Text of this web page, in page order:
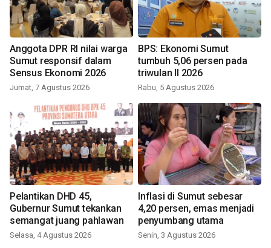
Anggota DPR RI nilai warga
Sumut responsif dalam
Sensus Ekonomi 2026
Jumat, 7 Agustus 2026
BPS: Ekonomi Sumut
tumbuh 5,06 persen pada
triwulan II 2026
Rabu, 5 Agustus 2026
Pelantikan DHD 45,
Gubernur Sumut tekankan
semangat juang pahlawan
Selasa, 4 Agustus 2026
Inflasi di Sumut sebesar
4,20 persen, emas menjadi
penyumbang utama
Senin, 3 Agustus 2026